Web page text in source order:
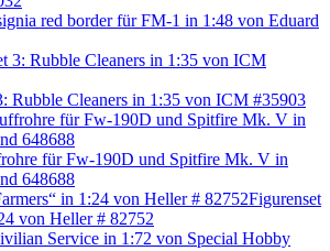
red border für FM-1 in 1:48 von Eduard
Rubble Cleaners in 1:35 von ICM #35903
für Fw-190D und Spitfire Mk. V in
648688
Figurenset
von Heller # 82752